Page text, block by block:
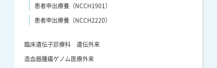
患者申出療養（NCCH1901）
患者申出療養（NCCH2220）
臨床遺伝子診療科 遺伝外来
造血器腫瘍ゲノム医療外来